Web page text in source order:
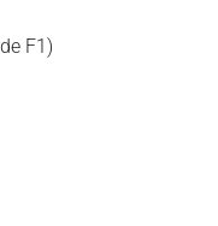
F1)